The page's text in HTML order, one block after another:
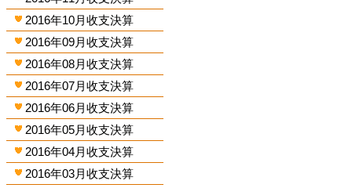
2016年10月收支決算
2016年09月收支決算
2016年08月收支決算
2016年07月收支決算
2016年06月收支決算
2016年05月收支決算
2016年04月收支決算
2016年03月收支決算